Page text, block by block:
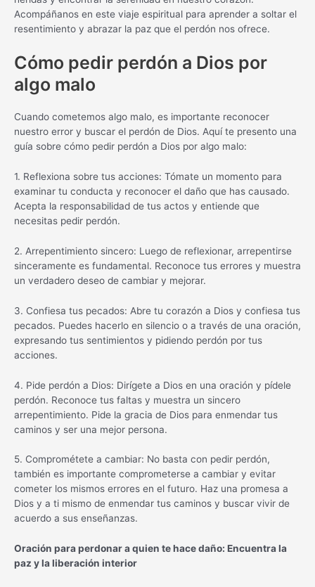
Acompáñanos en este viaje espiritual para aprender a soltar el
resentimiento y abrazar la paz que el perdón nos ofrece.
Cómo pedir perdón a Dios por
algo malo
Cuando cometemos algo malo, es importante reconocer
nuestro error y buscar el perdón de Dios. Aquí te presento una
guía sobre cómo pedir perdón a Dios por algo malo:
1. Reflexiona sobre tus acciones: Tómate un momento para
examinar tu conducta y reconocer el daño que has causado.
Acepta la responsabilidad de tus actos y entiende que
necesitas pedir perdón.
2. Arrepentimiento sincero: Luego de reflexionar, arrepentirse
sinceramente es fundamental. Reconoce tus errores y muestra
un verdadero deseo de cambiar y mejorar.
3. Confiesa tus pecados: Abre tu corazón a Dios y confiesa tus
pecados. Puedes hacerlo en silencio o a través de una oración,
expresando tus sentimientos y pidiendo perdón por tus
acciones.
4. Pide perdón a Dios: Dirígete a Dios en una oración y pídele
perdón. Reconoce tus faltas y muestra un sincero
arrepentimiento. Pide la gracia de Dios para enmendar tus
caminos y ser una mejor persona.
5. Comprométete a cambiar: No basta con pedir perdón,
también es importante comprometerse a cambiar y evitar
cometer los mismos errores en el futuro. Haz una promesa a
Dios y a ti mismo de enmendar tus caminos y buscar vivir de
acuerdo a sus enseñanzas.
Oración para perdonar a quien te hace daño: Encuentra la
paz y la liberación interior